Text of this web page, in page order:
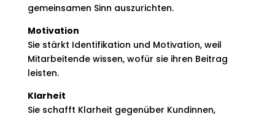
gemeinsamen Sinn auszurichten.
Motivation
Sie stärkt Identifikation und Motivation, weil
Mitarbeitende wissen, wofür sie ihren Beitrag
leisten.
Klarheit
Sie schafft Klarheit gegenüber Kundinnen,